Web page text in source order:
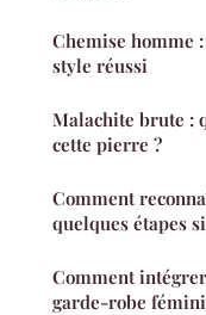
Chemise homme
style réussi
Malachite brute :
cette pierre ?
Comment
quelques étapes
Comment
garde-robe